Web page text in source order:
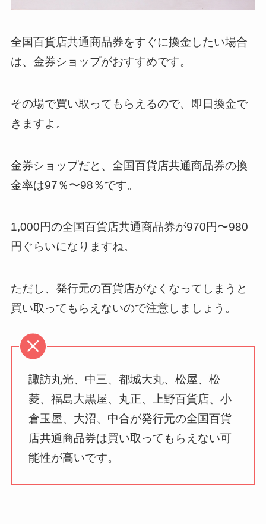
全国百貨店共通商品券をすぐに換金したい場合
は、金券ショップがおすすめです。
その場で買い取ってもらえるので、即日換金で
きますよ。
金券ショップだと、全国百貨店共通商品券の換
金率は97％〜98％です。
1,000円の全国百貨店共通商品券が970円〜980
円ぐらいになりますね。
ただし、発行元の百貨店がなくなってしまうと
買い取ってもらえないので注意しましょう。
諏訪丸光、中三、都城大丸、松屋、松
菱、福島大黒屋、丸正、上野百貨店、小
倉玉屋、大沼、中合が発行元の全国百貨
店共通商品券は買い取ってもらえない可
能性が高いです。